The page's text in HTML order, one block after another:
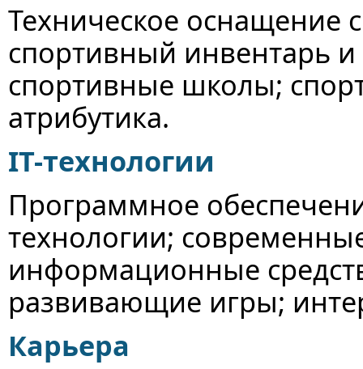
Техническое оснащение
спортивный инвентарь
спортивные школы;
атрибутика.
IT-технологии
Программное
технологии;
информационные
развивающие игры;
Карьера